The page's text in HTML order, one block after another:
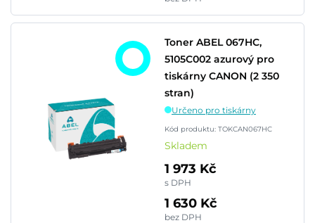
Toner ABEL 067HC,
5105C002 azurový pro
tiskárny CANON (2 350
stran)
Určeno pro tiskárny
Kód produktu: TOKCAN067HC
Skladem
1 973 Kč
s DPH
1 630 Kč
bez DPH